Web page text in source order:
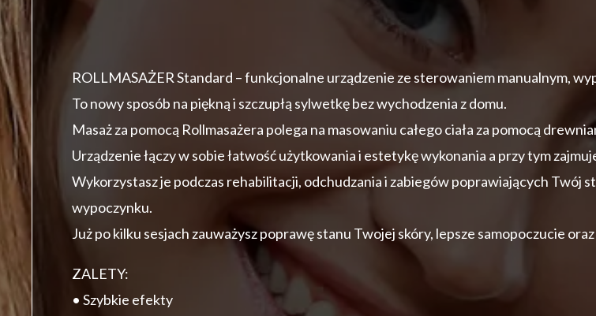
ROLLMASAŻER Standard – funkcjonalne urządzenie ze sterowaniem manualnym,
To nowy sposób na piękną i szczupłą sylwetkę bez wychodzenia z domu.
Masaż za pomocą Rollmasażera polega na masowaniu całego ciała za pomocą
Urządzenie łączy w sobie łatwość użytkowania i estetykę wykonania a przy tym
Wykorzystasz je podczas rehabilitacji, odchudzania i zabiegów poprawiających Twój
wypoczynku.
Już po kilku sesjach zauważysz poprawę stanu Twojej skóry, lepsze samopoczucie
ZALETY:
• Szybkie efekty